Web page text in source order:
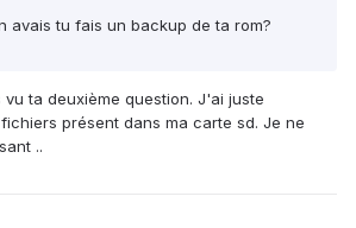
avais tu fais un backup de ta rom?
ta deuxième question. J'ai juste
présent dans ma carte sd. Je ne
..